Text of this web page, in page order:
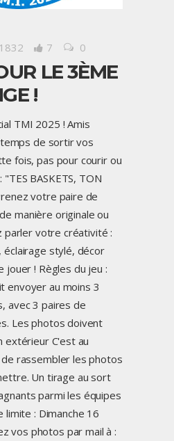
1832 7 0
LE 3ÈME
!
TMI 2025 ! Amis
de sortir vos
fois, pas pour courir ou
BASKETS, TON
votre paire de
manière originale ou
parler votre créativité :
éclairage stylé, décor
jouer ! Règles du jeu :
envoyer au moins 3
avec 3 paires de
Les photos doivent
extérieur C'est au
rassembler les photos
Un tirage au sort
parmi les équipes
: Dimanche 16
vos photos par mail à :